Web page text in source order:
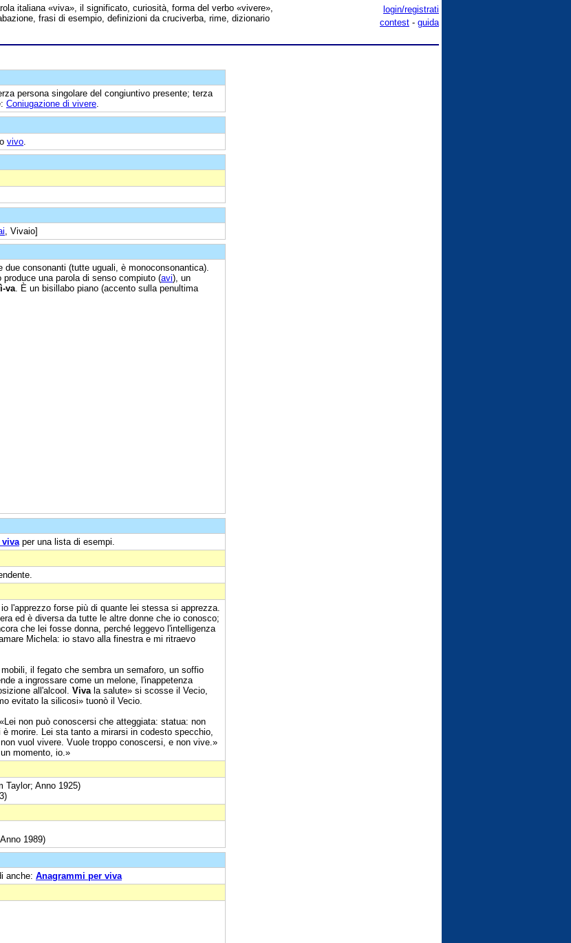
login/registrati
contest - guida
italiana «viva», il significato, curiosità, forma del verbo «vivere»,
frasi di esempio, definizioni da cruciverba, rime, dizionario
persona singolare del congiuntivo presente; terza
Coniugazione di vivere
vivo
, Vivaio]
consonanti (tutte uguali, è monoconsonantica).
produce una parola di senso compiuto (avi), un
va . È un bisillabo piano (accento sulla penultima
viva per una lista di esempi.
l'apprezzo forse più di quante lei stessa si apprezza.
ed è diversa da tutte le altre donne che io conosco;
che lei fosse donna, perché leggevo l'intelligenza
Michela: io stavo alla finestra e mi ritraevo
il fegato che sembra un semaforo, un soffio
a ingrossare come un melone, l'inappetenza
all'alcool. Viva la salute» si scosse il Vecio,
evitato la silicosi» tuonò il Vecio.
non può conoscersi che atteggiata: statua: non
morire. Lei sta tanto a mirarsi in codesto specchio,
vuol vivere. Vuole troppo conoscersi, e non vive.»
momento, io.»
Taylor; Anno 1925)
1989)
anche: Anagrammi per viva